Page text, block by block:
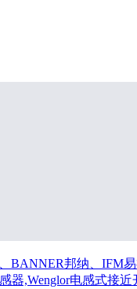
BANNER邦纳、IFM
器,Wenglor电感式接